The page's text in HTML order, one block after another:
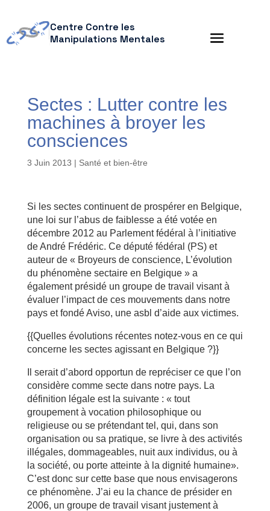
Centre Contre les
Manipulations Mentales
Sectes : Lutter contre les
machines à broyer les
consciences
3 Juin 2013 | Santé et bien-être
Si les sectes continuent de prospérer en Belgique,
une loi sur l’abus de faiblesse a été votée en
décembre 2012 au Parlement fédéral à l’initiative
de André Frédéric. Ce député fédéral (PS) et
auteur de « Broyeurs de conscience, L’évolution
du phénomène sectaire en Belgique » a
également présidé un groupe de travail visant à
évaluer l’impact de ces mouvements dans notre
pays et fondé Aviso, une asbl d’aide aux victimes.
{{Quelles évolutions récentes notez-vous en ce qui
concerne les sectes agissant en Belgique ?}}
Il serait d’abord opportun de repréciser ce que l’on
considère comme secte dans notre pays. La
définition légale est la suivante : « tout
groupement à vocation philosophique ou
religieuse ou se prétendant tel, qui, dans son
organisation ou sa pratique, se livre à des activités
illégales, dommageables, nuit aux individus, ou à
la société, ou porte atteinte à la dignité humaine».
C’est donc sur cette base que nous envisagerons
ce phénomène. J’ai eu la chance de présider en
2006, un groupe de travail visant justement à